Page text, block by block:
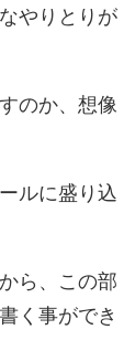
やりとりが
のか、想像
ルに盛り込
ら、この部
く事ができ